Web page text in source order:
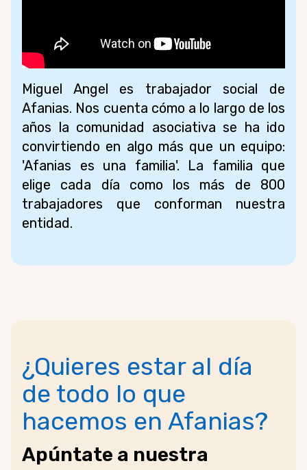
Miguel Angel es trabajador social de
Afanias. Nos cuenta cómo a lo largo de los
años la comunidad asociativa se ha ido
convirtiendo en algo más que un equipo:
'Afanias es una familia'. La familia que
elige cada día como los más de 800
trabajadores que conforman nuestra
entidad.
¿Quieres estar al día
de todo lo que
hacemos en Afanias?
Apúntate a nuestra